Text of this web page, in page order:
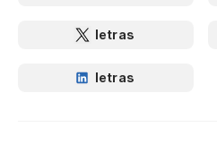
letras
letras